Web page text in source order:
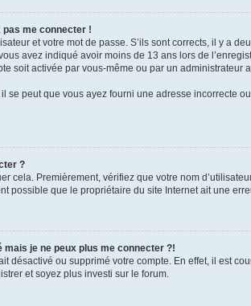
me connecter !
et votre mot de passe. S’ils sont corrects, il y a
avez indiqué avoir moins de 13 ans lors de
soit activée par vous-même ou par un
se peut que vous ayez fourni une adresse incorrecte
?
cela. Premièrement, vérifiez que votre nom
possible que le propriétaire du site Internet ait une
je ne peux plus me connecter ?!
désactivé ou supprimé votre compte. En effet, il est
et soyez plus investi sur le forum.